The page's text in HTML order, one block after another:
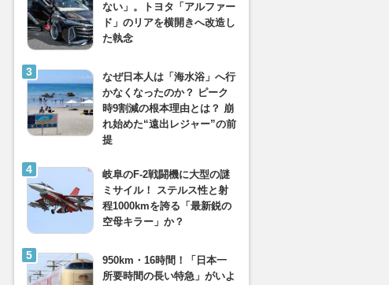
ない」。トヨタ「アルファー
ド」のリアを横開きへ改造し
た執念
なぜ日本人は「海水浴」へ行
かなくなったのか？ ピーク
時9割減の根本理由とは？ 崩
れ始めた“遠出レジャー”の前
提
岐阜のF-2戦闘機に大型の謎
ミサイル！ ステルス性と射
程1000kmを誇る「最新鋭の
空母キラー」か？
950km・16時間！「日本一
所要時間の長い特急」がいよ